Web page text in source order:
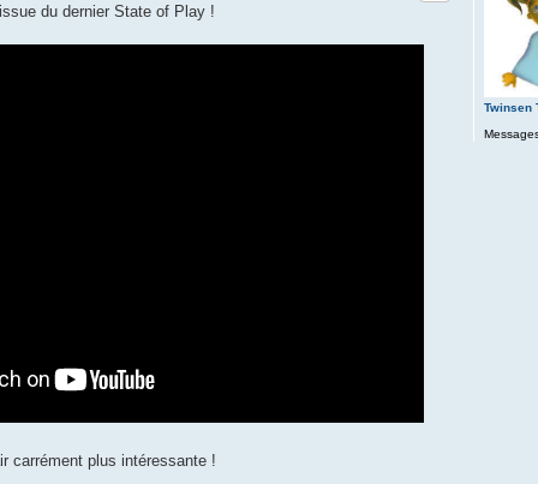
Twinsen
du dernier State of Play !
carrément plus intéressante !